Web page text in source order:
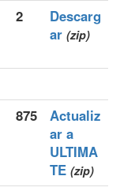
2
Descarg
ar (zip)
875
Actualiz
ar a
ULTIMA
TE (zip)